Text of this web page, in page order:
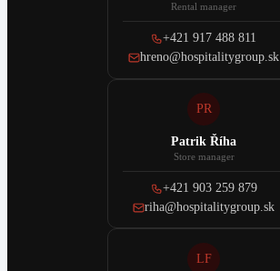
Rental manager
+421 917 488 811
hreno@hospitalitygroup.sk
PR
Patrik Říha
Store manager
+421 903 259 879
riha@hospitalitygroup.sk
LF